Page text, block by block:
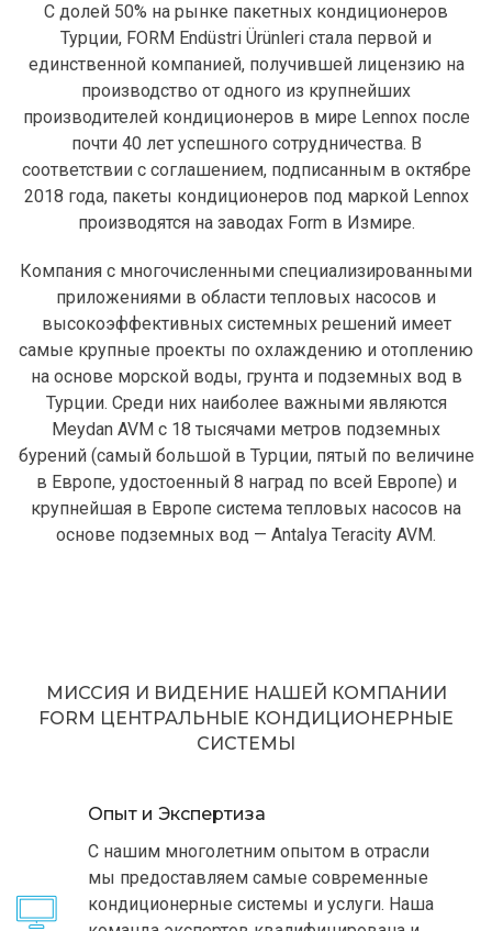
С долей 50% на рынке пакетных кондиционеров
Турции, FORM Endüstri Ürünleri стала первой и
единственной компанией, получившей лицензию на
производство от одного из крупнейших
производителей кондиционеров в мире Lennox после
почти 40 лет успешного сотрудничества. В
соответствии с соглашением, подписанным в октябре
2018 года, пакеты кондиционеров под маркой Lennox
производятся на заводах Form в Измире.
Компания с многочисленными специализированными
приложениями в области тепловых насосов и
высокоэффективных системных решений имеет
самые крупные проекты по охлаждению и отоплению
на основе морской воды, грунта и подземных вод в
Турции. Среди них наиболее важными являются
Meydan AVM с 18 тысячами метров подземных
бурений (самый большой в Турции, пятый по величине
в Европе, удостоенный 8 наград по всей Европе) и
крупнейшая в Европе система тепловых насосов на
основе подземных вод — Antalya Teracity AVM.
МИССИЯ И ВИДЕНИЕ НАШЕЙ КОМПАНИИ
FORM ЦЕНТРАЛЬНЫЕ КОНДИЦИОНЕРНЫЕ
СИСТЕМЫ
Опыт и Экспертиза
С нашим многолетним опытом в отрасли
мы предоставляем самые современные
кондиционерные системы и услуги. Наша